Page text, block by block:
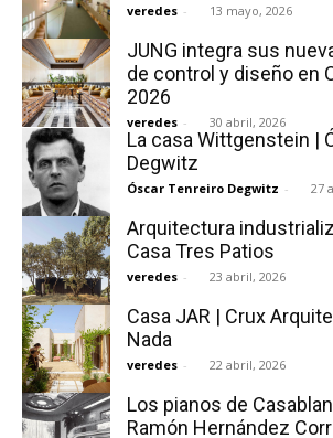
veredes - 13 mayo, 2026
JUNG integra sus
de control y diseño en
2026
veredes - 30 abril, 2026
La casa Wittgenstein |
Degwitz
Óscar Tenreiro Degwitz - 27
Arquitectura
Casa Tres Patios
veredes - 23 abril, 2026
Casa JAR | Crux
Nada
veredes - 22 abril, 2026
Los pianos de
Ramón Hernández